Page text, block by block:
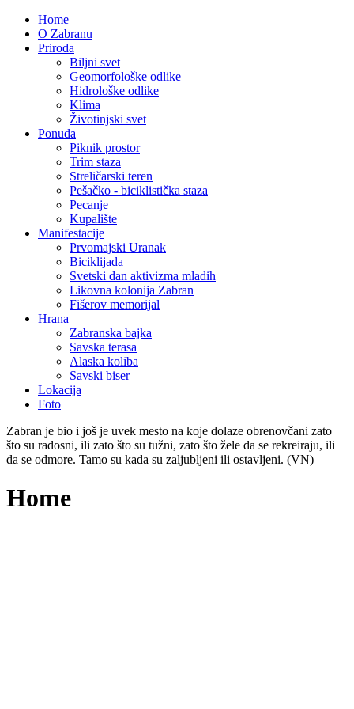
Home
O Zabranu
Priroda
Biljni svet
Geomorfološke odlike
Hidrološke odlike
Klima
Životinjski svet
Ponuda
Piknik prostor
Trim staza
Streličarski teren
Pešačko - biciklistička staza
Pecanje
Kupalište
Manifestacije
Prvomajski Uranak
Biciklijada
Svetski dan aktivizma mladih
Likovna kolonija Zabran
Fišerov memorijal
Hrana
Zabranska bajka
Savska terasa
Alaska koliba
Savski biser
Lokacija
Foto
Zabran je bio i još je uvek mesto na koje dolaze obrenovčani zato
što su radosni, ili zato što su tužni, zato što žele da se rekreiraju, ili
da se odmore. Tamo su kada su zaljubljeni ili ostavljeni. (VN)
Home